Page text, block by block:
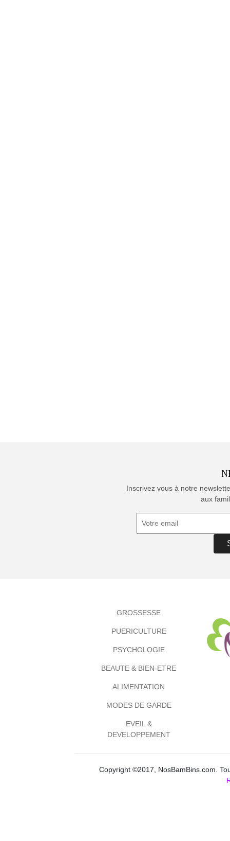
Inscrivez vous à notre
aux
GROSSESSE
PUERICULTURE
PSYCHOLOGIE
BEAUTE & BIEN-ETRE
ALIMENTATION
MODES DE GARDE
EVEIL &
DEVELOPPEMENT
Copyright ©2017, NosBamBins.com.